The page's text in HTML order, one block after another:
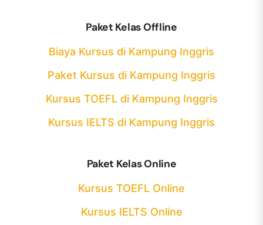
Paket Kelas Offline
Biaya Kursus di Kampung Inggris
Paket Kursus di Kampung Inggris
Kursus TOEFL di Kampung Inggris
Kursus IELTS di Kampung Inggris
Paket Kelas Online
Kursus TOEFL Online
Kursus IELTS Online